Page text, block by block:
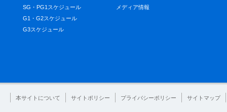
SG・PG1スケジュール
G1・G2スケジュール
G3スケジュール
メディア情報
本サイトについて サイトポリシー プライバシーポリシー サイトマップ